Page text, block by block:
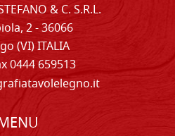
& C. S.R.L.
2 - 36066
(VI) ITALIA
0444 659513